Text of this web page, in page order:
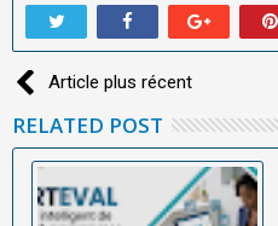
Article plus récent
RELATED POST